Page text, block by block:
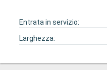
Entrata in servizio:
Larghezza: